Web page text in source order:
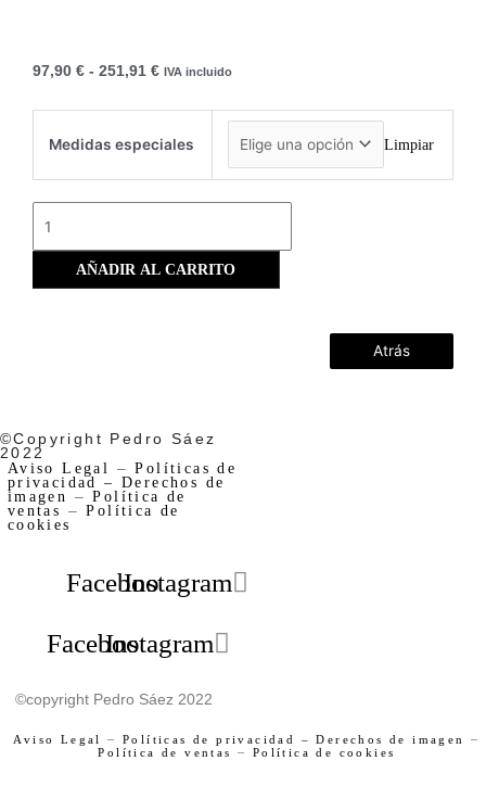
97,90 € - 251,91 € IVA incluido
Medidas especiales Limpiar
AÑADIR AL CARRITO
Atrás
©Copyright Pedro Sáez
2022
Aviso Legal –Políticas de
privacidad –
Derechos de
imagen –Política de
ventas –Política de
cookies
FacebookInstagram
FacebookInstagram
©copyright Pedro Sáez 2022
Aviso Legal –Políticas de privacidad – Derechos de imagen
–
Política de ventas
– Política de cookies